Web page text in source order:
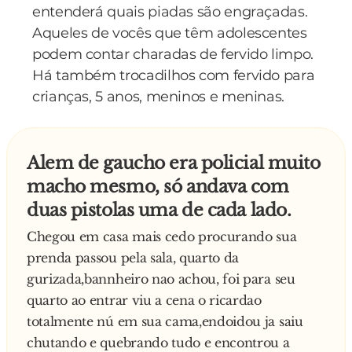
imagens.
48 - Chuck Norris não compra manteiga. Ele dá
roundhouse kicks nas vacas e elas viram
manteiga.
49 - Quando urina, Chuck Norris pode
50 - Chuck Norris não faz a barba, ele dá um
roundhouse kick na própria cara. Afinal, a única
coisa que pode cortar Chuck Norris é... Chuck
Norris.
51 - As Tartarugas Ninja são baseadas numa
história real. Uma vez Chuck Norris estava
mascando um casco de tartaruga (ele adora!) e,
quando foi ao banheiro, fez uma tartaruga
falante de 1,80m que sabia caratê.
52 - Chuck Norris inventou a cesariana quando
deu um roundhouse kick para sair da barriga
entenderá quais piadas são engraçadas.
Aqueles de vocês que têm adolescentes
podem contar charadas de fervido limpo.
Há também trocadilhos com fervido para
crianças, 5 anos, meninos e meninas.
Alem de gaucho era policial muito
macho mesmo, só andava com
duas pistolas uma de cada lado.
Chegou em casa mais cedo procurando sua
prenda passou pela sala, quarto da
gurizada,bannheiro nao achou, foi para seu
quarto ao entrar viu a cena o ricardao
totalmente nú em sua cama,endoidou ja saiu
chutando e quebrando tudo e encontrou a